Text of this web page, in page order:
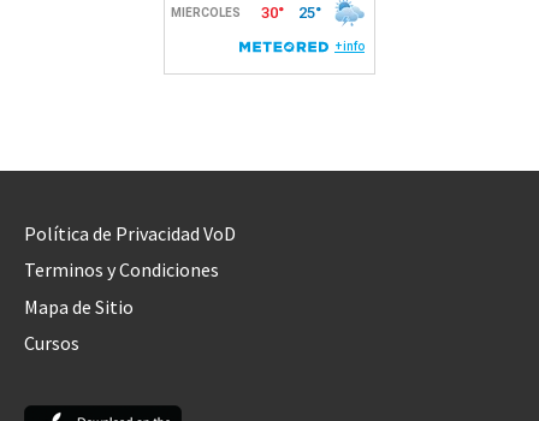
Política de Privacidad VoD
Terminos y Condiciones
Mapa de Sitio
Cursos